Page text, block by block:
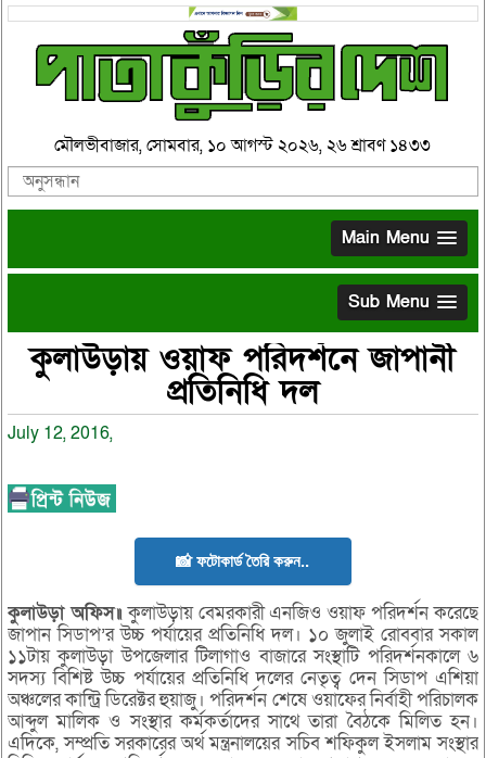
মৌলভীবাজার, সোমবার, ১০ আগস্ট ২০২৬, ২৬ শ্রাবণ ১৪৩৩
Main Menu
Sub Menu
কুলাউড়ায় ওয়াফ পরিদর্শনে জাপানী
প্রতিনিধি দল
July 12, 2016,
📸 ফটোকার্ড তৈরি করুন..
কুলাউড়া অফিস॥কুলাউড়ায় বেমরকারী এনজিও ওয়াফ পরিদর্শন করেছে
জাপান সিডাপ’র উচ্চ পর্যায়ের প্রতিনিধি দল। ১০ জুলাই রোববার সকাল
১১টায় কুলাউড়া উপজেলার টিলাগাও বাজারে সংস্থাটি পরিদর্শনকালে ৬
সদস্য বিশিষ্ট উচ্চ পর্যায়ের প্রতিনিধি দলের নেতৃত্ব দেন সিডাপ এশিয়া
অঞ্চলের কান্ট্রি ডিরেক্টর হুয়াজু। পরিদর্শন শেষে ওয়াফের নির্বাহী পরিচালক
আব্দুল মালিক ও সংস্থার কর্মকর্তাদের সাথে তারা বৈঠকে মিলিত হন।
এদিকে, সম্প্রতি সরকারের অর্থ মন্ত্রনালয়ের সচিব শফিকুল ইসলাম সংস্থার